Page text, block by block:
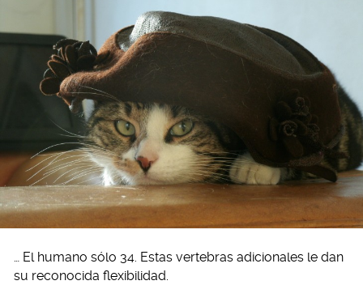
… El humano sólo 34. Estas vertebras adicionales le dan
su reconocida flexibilidad.